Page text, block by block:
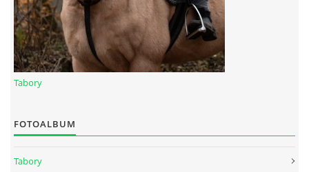
JARNÍ BRIGÁDA SE ODKLÁDÁ.
PÁTEČNÍ KROUŽEK " ŠKOLA JEZDECTVÍ " BUDE ZAHÁJEN
PODZIMNÍ BRIGÁDA 9.11.2024
ČLENOVÉ JK CABALLERO Z RYCHVALDU
Tabory
FOTOALBUM
Tabory